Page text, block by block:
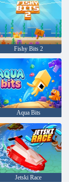
Fishy Bits 2
Aqua Bits
Jetski Race